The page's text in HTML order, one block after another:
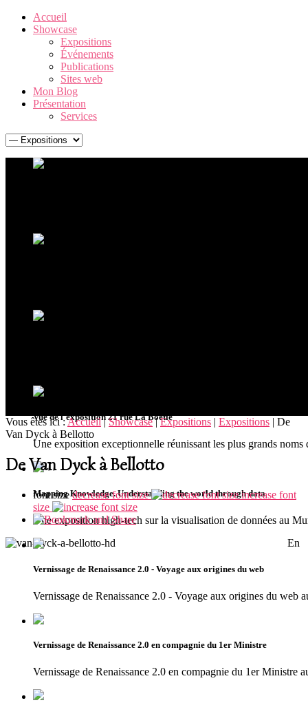
Accueil
Showcase
Expositions
Événements
Publications
Sites web
Mon Blog
Présentation
Services
Vue de l'exposition 21 rue La Boétie
Une exposition exceptionnelle réunissant les plus grands noms
Mapping Knowledge. Understanding the world through data
Une exposition high-tech sur la visualisation de données au
Vernissage de Renaissance 2.0 - Voyage aux origines du web
Vernissage de Renaissance 2.0 - Voyage aux origines du web
Vernissage de Renaissance 2.0 en compagnie du 1er Ministre
Vernissage de Renaissance 2.0 en compagnie du 1er Ministre
Vous êtes ici :Accueil|Showcase|Expositions | Expositions | De
Van Dyck à Bellotto
De Van Dyck à Bellotto
font size decrease font size
increase font
size
En